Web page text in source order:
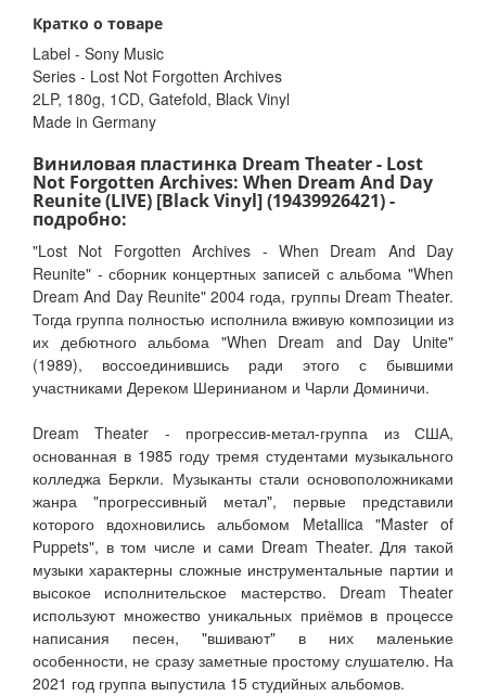
Кратко о товаре
Label - Sony Music
Series - Lost Not Forgotten Archives
2LP, 180g, 1CD, Gatefold, Black Vinyl
Made in Germany
Виниловая пластинка Dream Theater - Lost
Not Forgotten Archives: When Dream And Day
Reunite (LIVE) [Black Vinyl] (19439926421) -
подробно:
"Lost Not Forgotten Archives - When Dream And Day
Reunite" - сборник концертных записей с альбома "When
Dream And Day Reunite" 2004 года, группы Dream Theater.
Тогда группа полностью исполнила вживую композиции из
их дебютного альбома "When Dream and Day Unite"
(1989), воссоединившись ради этого с бывшими
участниками Дереком Шеринианом и Чарли Доминичи.
Dream Theater - прогрессив-метал-группа из США,
основанная в 1985 году тремя студентами музыкального
колледжа Беркли. Музыканты стали основоположниками
жанра "прогрессивный метал", первые представили
которого вдохновились альбомом Metallica "Master of
Puppets", в том числе и сами Dream Theater. Для такой
музыки характерны сложные инструментальные партии и
высокое исполнительское мастерство. Dream Theater
используют множество уникальных приёмов в процессе
написания песен, "вшивают" в них маленькие
особенности, не сразу заметные простому слушателю. На
2021 год группа выпустила 15 студийных альбомов.